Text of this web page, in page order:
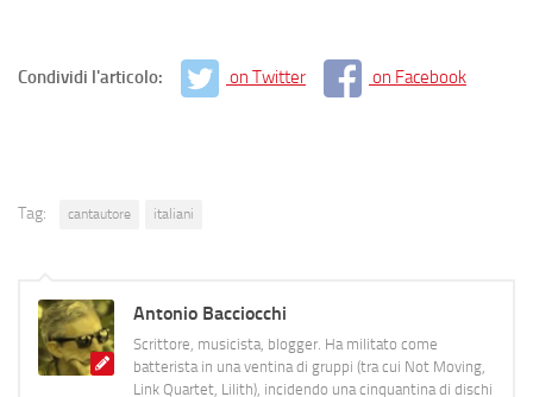
Condividi l'articolo: on Twitter on Facebook
Tag: cantautore italiani
Antonio Bacciocchi
Scrittore, musicista, blogger. Ha militato come
batterista in una ventina di gruppi (tra cui Not Moving,
Link Quartet, Lilith), incidendo una cinquantina di dischi